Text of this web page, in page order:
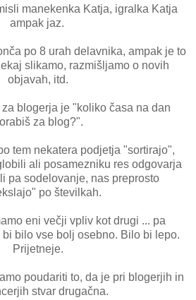
manekenka Katja, igralka Katja
ampak jaz.
po 8 urah delavnika, ampak je to
slikamo, razmišljamo o novih
objavah, itd.
blogerja je "koliko časa na dan
za blog?".
tem nekatera podjetja "sortirajo",
ali posamezniku res odgovarja
pa sodelovanje, nas preprosto
po številkah.
eni večji vpliv kot drugi ... pa
bilo vse bolj osebno. Bilo bi lepo.
Prijetneje.
poudariti to, da je pri blogerjih in
stvar drugačna.